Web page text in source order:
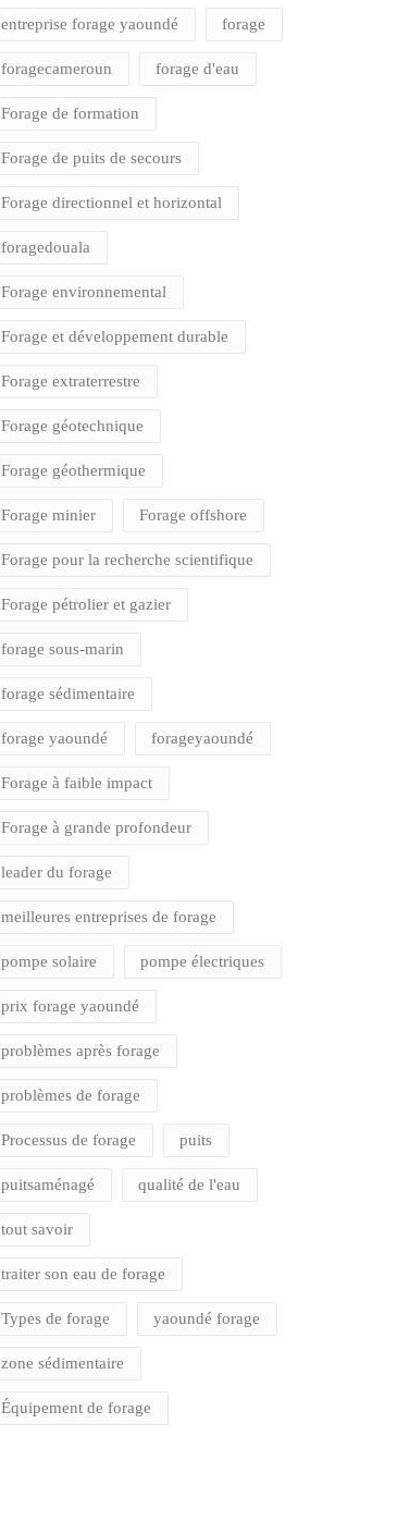
entreprise forage yaoundé forage
foragecameroun forage d'eau
Forage de formation
Forage de puits de secours
Forage directionnel et horizontal
foragedouala
Forage environnemental
Forage et développement durable
Forage extraterrestre
Forage géotechnique
Forage géothermique
Forage minier Forage offshore
Forage pour la recherche scientifique
Forage pétrolier et gazier
forage sous-marin
forage sédimentaire
forage yaoundé forageyaoundé
Forage à faible impact
Forage à grande profondeur
leader du forage
meilleures entreprises de forage
pompe solaire pompe électriques
prix forage yaoundé
problèmes après forage
problèmes de forage
Processus de forage puits
puitsaménagé qualité de l'eau
tout savoir
traiter son eau de forage
Types de forage yaoundé forage
zone sédimentaire
Équipement de forage
CONTACTS
Siège Social
Advans Akwa
Téléphones
+(237) +237 6 74 08 27 36
info@cameroon-drilling.com
Contact@cameroon-drilling.com